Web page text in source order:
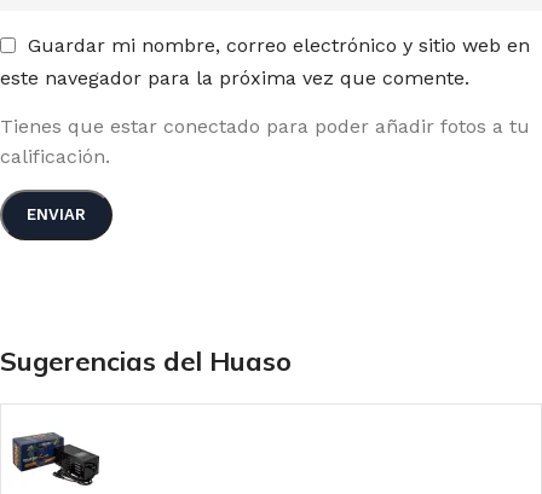
Guardar mi nombre, correo electrónico y sitio web en
este navegador para la próxima vez que comente.
Tienes que estar conectado para poder añadir fotos a tu
calificación.
Sugerencias del Huaso